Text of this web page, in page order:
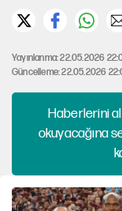
Yayınlanma: 22.05.2026
Güncelleme: 22.05.2026
Haberlerini
okuyacağına